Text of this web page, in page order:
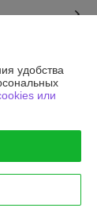
удобства
или